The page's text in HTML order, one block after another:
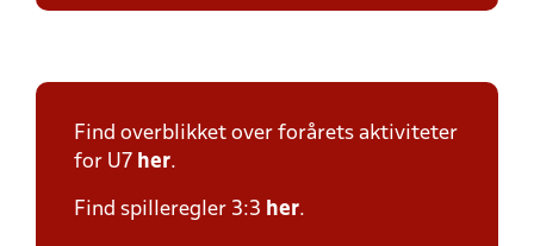
Find overblikket over forårets aktiviteter
for U7 her.
Find spilleregler 3:3 her.